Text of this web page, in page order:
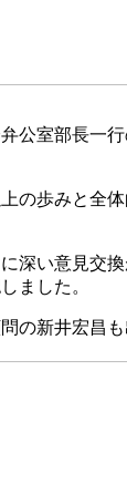
室部長一
歩みと全
い意見交
ました。
の新井宏昌も